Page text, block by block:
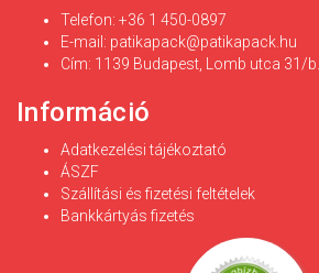
Telefon: +36 1 450-0897
E-mail: patikapack@patikapack.hu
Cím: 1139 Budapest, Lomb utca 31/b.
Információ
Adatkezelési tájékoztató
ÁSZF
Szállítási és fizetési feltételek
Bankkártyás fizetés